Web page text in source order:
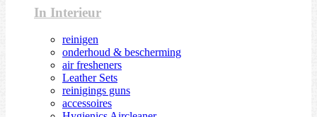
In Interieur
reinigen
onderhoud & bescherming
air fresheners
Leather Sets
reinigings guns
accessoires